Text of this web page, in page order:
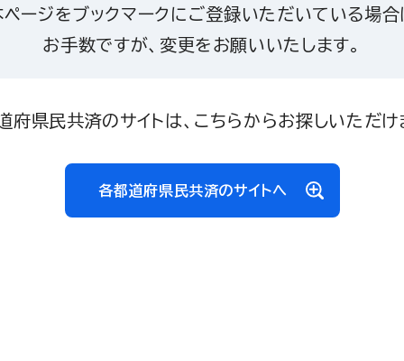
ページをブックマークにご登録いただいている場合
お手数ですが、変更をお願いいたします。
府県民共済のサイトは、こちらからお探しいただけ
各都道府県民共済のサイトへ